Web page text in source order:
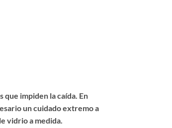
impiden la caída. En
un cuidado extremo a
vidrio a medida.